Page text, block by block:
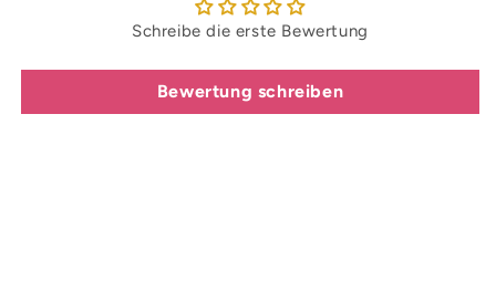
Schreibe die erste Bewertung
Bewertung schreiben